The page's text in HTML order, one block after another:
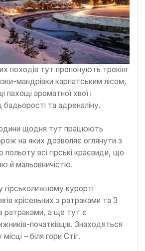
походів тут пропонують трекінг
мандрівки карпатським лісом,
пахощі ароматної хвої і
бадьорості та адреналіну.
щодня тут працюють
на яких дозволяє оглянути з
всі гірські краєвиди, що
й мальовничістю.
курорті
крісельних з ратраками та 3
ратраками, а ще тут є
початківців. Знаходяться
– біля гори Стіг.